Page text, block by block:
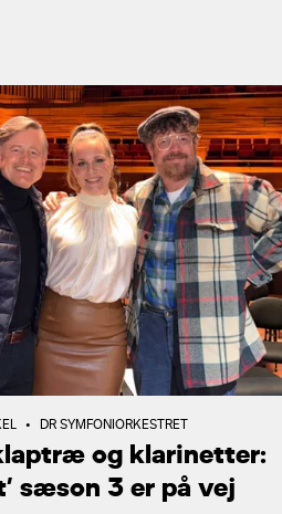
• DR SYMFONIORKESTRET
og klarinetter:
sæson 3 er på vej